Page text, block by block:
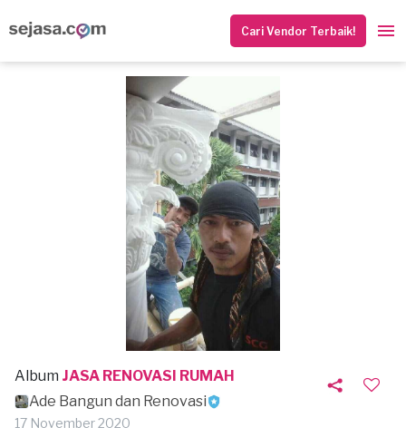
Cari Vendor Terbaik!
Album JASA RENOVASI RUMAH
Ade Bangun dan Renovasi
17 November 2020